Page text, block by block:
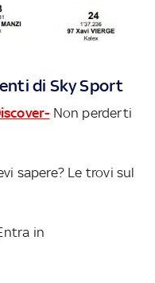
di Sky Sport
Non perderti
sapere? Le trovi sul
in